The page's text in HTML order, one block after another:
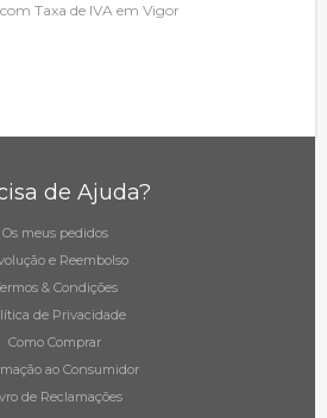
Taxa de IVA em Vigor
de Ajuda?
Os meus pedidos
e Reembolso
& Condições
de Privacidade
Como Comprar
ao Consumidor
de Reclamações